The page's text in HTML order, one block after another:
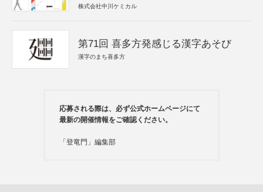
株式会社中川ケミカル
第71回 喜多方発感じる漢字あそび
漢字のまち喜多方
応募される際は、必ず公式ホームページにて
最新の開催情報をご確認ください。
「登竜門」編集部